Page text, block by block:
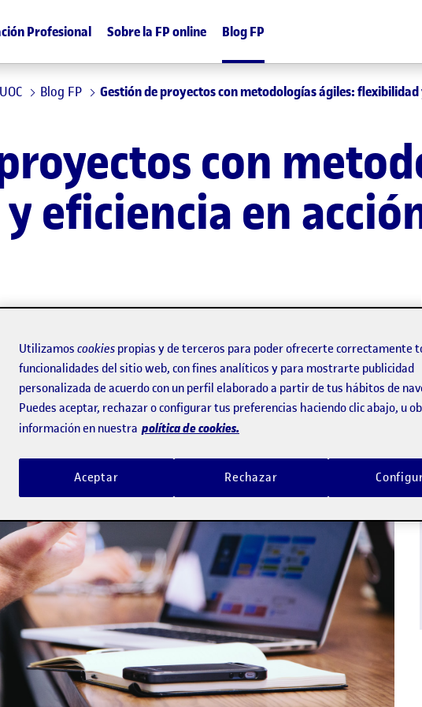
Profesional Sobre la FP online Blog FP
Blog FP Gestión de proyectos con metodologías ágiles: flexibilidad
con
eficiencia en
Utilizamos cookies propias y de terceros para poder ofrecerte correctamente
funcionalidades del sitio web, con fines analíticos y para mostrarte publicidad
personalizada de acuerdo con un perfil elaborado a partir de tus hábitos de
Puedes aceptar, rechazar o configurar tus preferencias haciendo clic abajo, u
información en nuestra política de cookies.
Rechazar
Aceptar